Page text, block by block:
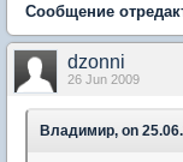
Сообщение
dzonni
26 Jun 2009
Влaдимиp, on